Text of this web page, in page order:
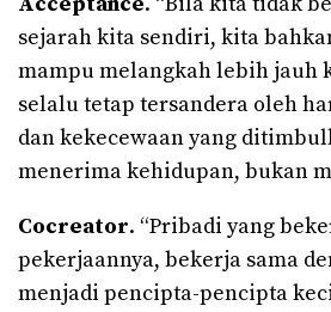
sejarah kita sendiri, kita
mampu melangkah lebih jauh
selalu tetap tersandera oleh
dan kekecewaan yang
menerima kehidupan, bukan
Cocreator. “Pribadi yang
pekerjaannya, bekerja sama
menjadi pencipta-pencipta